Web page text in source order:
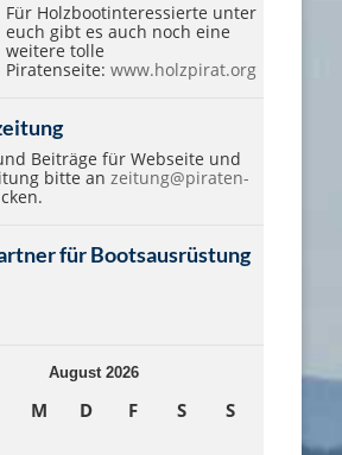
Für Holzbootinteressierte unter
euch gibt es auch noch eine
weitere tolle
Piratenseite:www.holzpirat.org
Beiträge für Webseite und
bitte anzeitung@piraten-
für Bootsausrüstung
August 2026
M D F S S